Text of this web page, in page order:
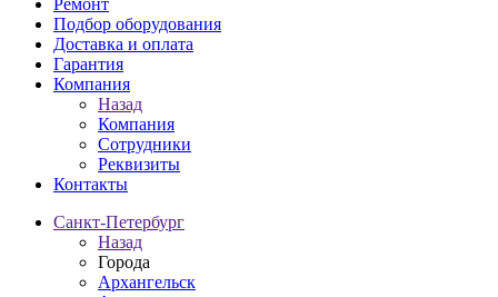
Ремонт
Подбор оборудования
Доставка и оплата
Гарантия
Компания
Назад
Компания
Сотрудники
Реквизиты
Контакты
Санкт-Петербург
Назад
Города
Архангельск